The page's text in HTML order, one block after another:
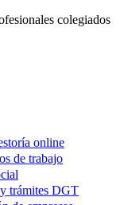
colegiados
online
de trabajo
trámites DGT